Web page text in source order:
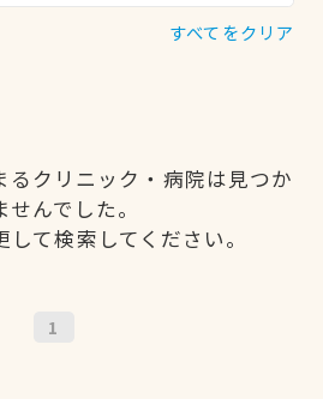
すべてをクリア
るクリニック・病院は見つか
せんでした。
て検索してください。
1